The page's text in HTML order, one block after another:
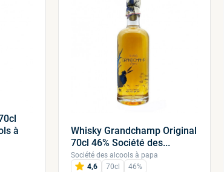
à
Whisky Grandchamp Original
70cl 46% Société des...
Société des alcools à papa
4,6
70cl 46%